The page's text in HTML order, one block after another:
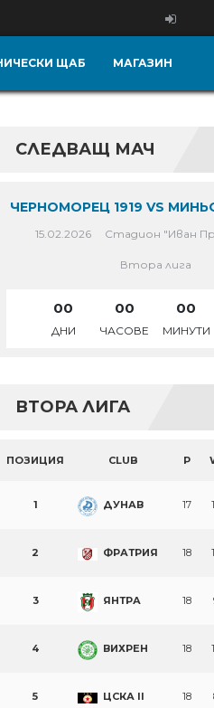
ЩАБ МАГАЗИН
СЛЕДВАЩ МАЧ
ЧЕРНОМОРЕЦ 1919 VS
15.02.2026 Стадион "Иван
Втора лига
00
ДНИ
00
ЧАСОВЕ
00
МИНУТИ
ВТОРА ЛИГА
ПОЗИЦИЯ CLUB P
1 ДУНАВ 17
2 ФРАТРИЯ 18
3 ЯНТРА 18
4 ВИХРЕН 18
5 ЦСКА II 18